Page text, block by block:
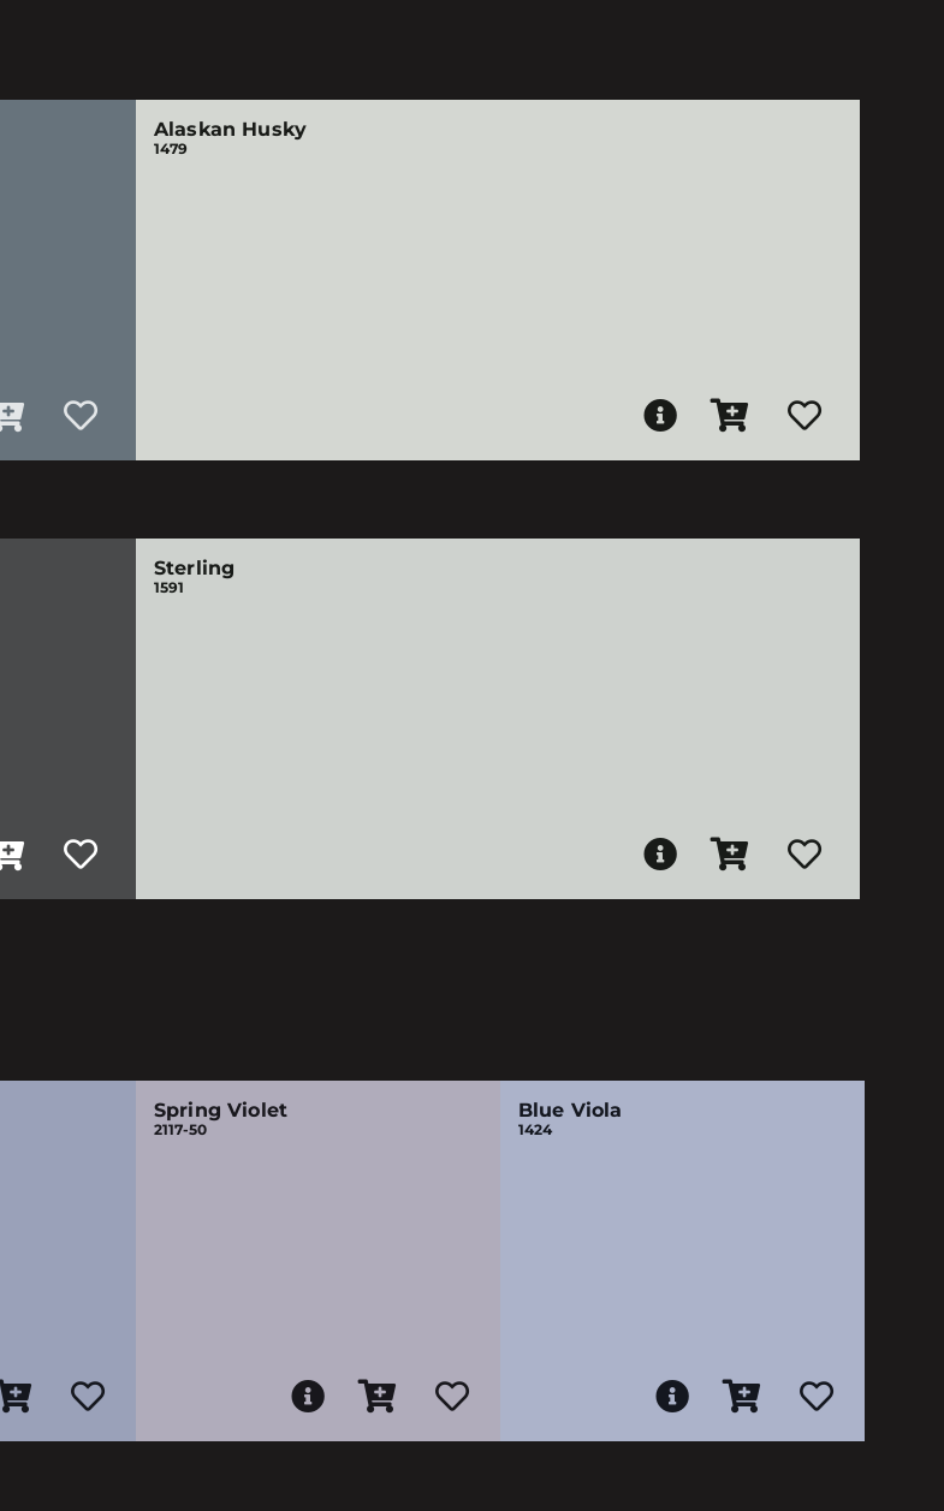
Alaskan Husky
1479
Sterling
1591
Spring Violet
2117-50
Blue Viola
1424